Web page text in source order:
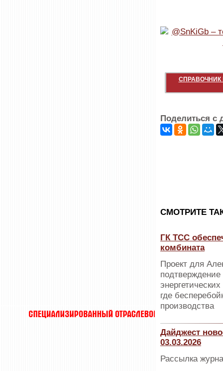
СПРАВОЧНИК
Поделиться с
CМОТРИТЕ
ГК ТСС
комбината
Проект для
где
производства
Дайджест
03.03.2026
Рассылка